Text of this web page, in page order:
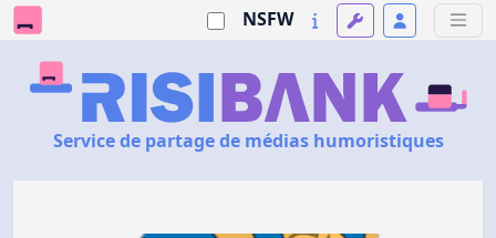
NSFW
Service de partage de médias humoristiques